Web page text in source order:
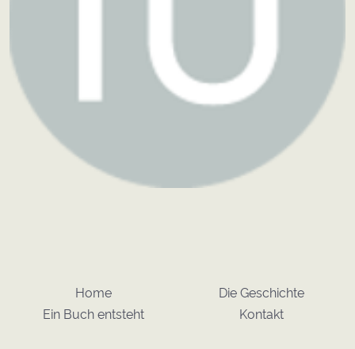
Home
Die Geschichte
Ein Buch entsteht
Kontakt